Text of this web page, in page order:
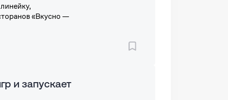
«Вкусно —
и запускает